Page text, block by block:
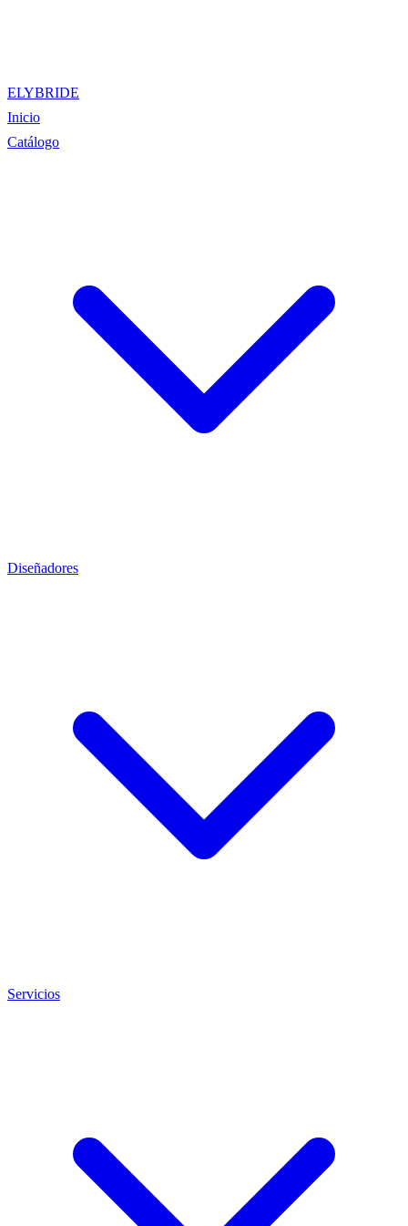
ELYBRIDE
Inicio
Catálogo
Diseñadores
Servicios